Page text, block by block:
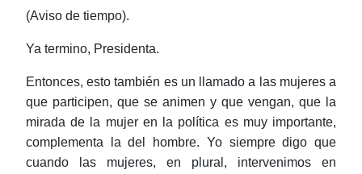
(Aviso de tiempo).
Ya termino, Presidenta.
Entonces, esto también es un llamado a las mujeres a
que participen, que se animen y que vengan, que la
mirada de la mujer en la política es muy importante,
complementa la del hombre. Yo siempre digo que
cuando las mujeres, en plural, intervenimos en